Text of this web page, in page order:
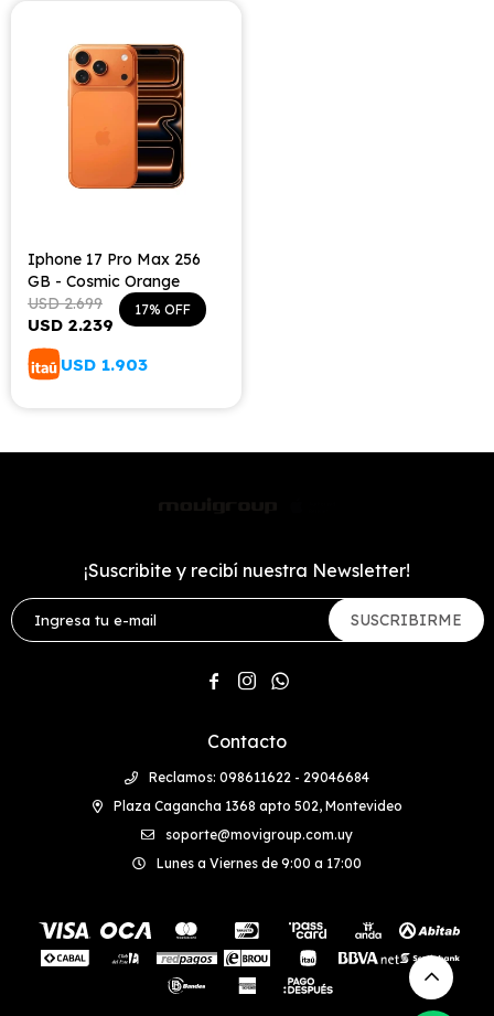
Iphone 17 Pro Max 256
GB - Cosmic Orange
USD 2.239
USD 2.699 17
USD 1.903
Contacto
Reclamos: 098611622 - 29046684
Plaza Cagancha 1368 apto 502, Montevideo
soporte@movigroup.com.uy
Lunes a Viernes de 9:00 a 17:00
¡Suscribite y recibí nuestra Newsletter!
SUSCRIBIRME
  